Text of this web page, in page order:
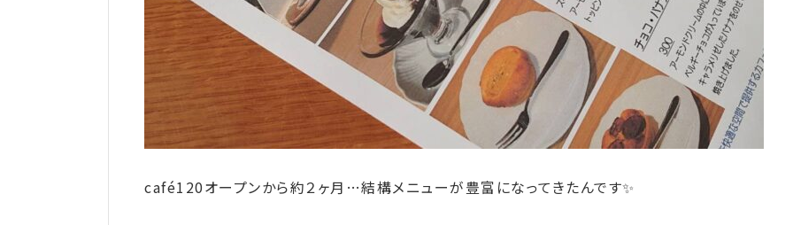
café120オープンから約２ヶ月…結構メニューが豊富になってきたんです✨